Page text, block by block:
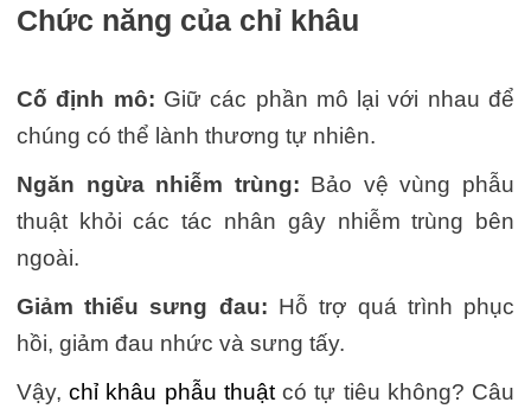
Chức năng của chỉ khâu
Cố định mô: Giữ các phần mô lại với nhau để
chúng có thể lành thương tự nhiên.
Ngăn ngừa nhiễm trùng: Bảo vệ vùng phẫu
thuật khỏi các tác nhân gây nhiễm trùng bên
ngoài.
Giảm thiểu sưng đau: Hỗ trợ quá trình phục
hồi, giảm đau nhức và sưng tấy.
Vậy,chỉ khâu phẫu thuậtcó tự tiêu không? Câu